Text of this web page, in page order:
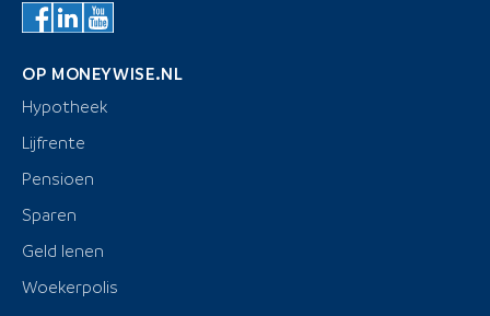
OP MONEYWISE.NL
Hypotheek
Lijfrente
Pensioen
Sparen
Geld lenen
Woekerpolis